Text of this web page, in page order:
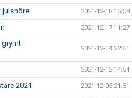
julsnöre 2021-12-18 15:38
2021-12-17 11:27
grymt
2021-12-14 22:51
2021-12-12 14:54
2021 2021-12-05 21:51